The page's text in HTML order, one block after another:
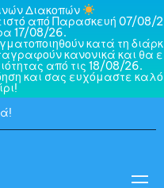
Διακοπών
από Παρασκευή 07/08/2
17/08/26.
κατά τη διάρκ
κανονικά και θα ε
από τις 18/08/26.
και σας ευχόμαστε καλό